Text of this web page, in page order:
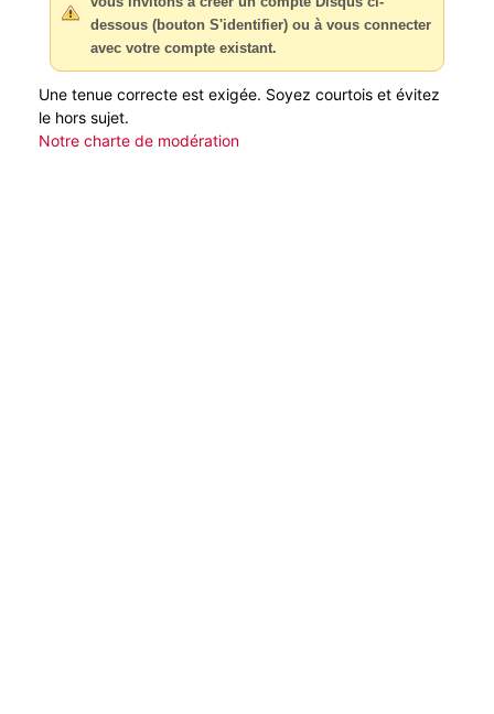
dessous (bouton S'identifier) ou à vous connecter
avec votre compte existant.
Une tenue correcte est exigée. Soyez courtois et évitez
le hors sujet.
Notre charte de modération